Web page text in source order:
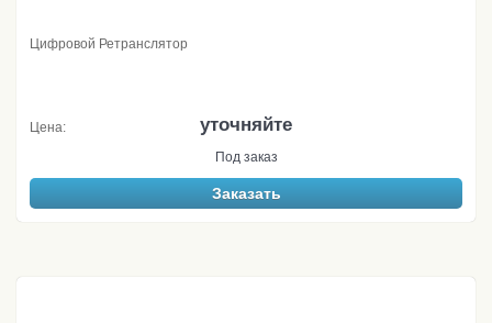
Цифровой Ретранслятор
Цена: уточняйте
Под заказ
Заказать